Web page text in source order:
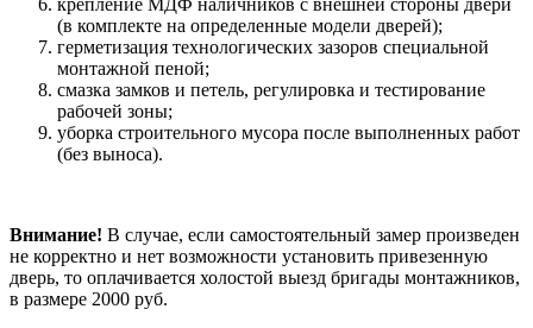
крепление МДФ наличников с внешней стороны двери
(в комплекте на определенные модели дверей);
герметизация технологических зазоров специальной
монтажной пеной;
смазка замков и петель, регулировка и тестирование
рабочей зоны;
уборка строительного мусора после выполненных работ
(без выноса).
Внимание! В случае, если самостоятельный замер произведен
не корректно и нет возможности установить привезенную
дверь, то оплачивается холостой выезд бригады монтажников,
в размере 2000 руб.